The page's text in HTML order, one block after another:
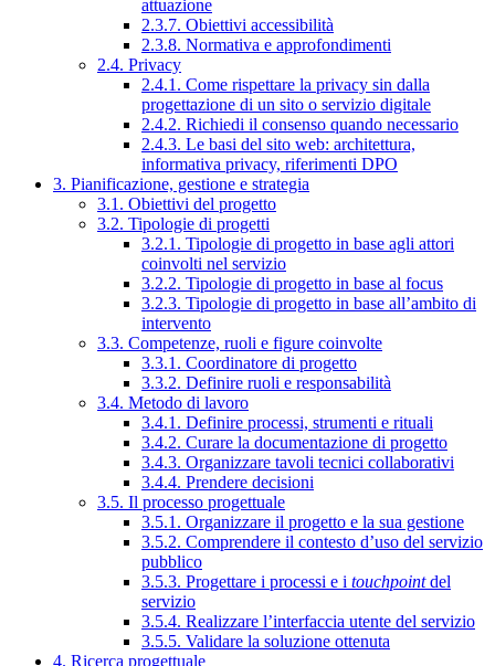
attuazione
2.3.7. Obiettivi accessibilità
2.3.8. Normativa e approfondimenti
2.4. Privacy
2.4.1. Come rispettare la privacy sin dalla
progettazione di un sito o servizio digitale
2.4.2. Richiedi il consenso quando necessario
2.4.3. Le basi del sito web: architettura,
informativa privacy, riferimenti DPO
3. Pianificazione, gestione e strategia
3.1. Obiettivi del progetto
3.2. Tipologie di progetti
3.2.1. Tipologie di progetto in base agli attori
coinvolti nel servizio
3.2.2. Tipologie di progetto in base al focus
3.2.3. Tipologie di progetto in base all’ambito di
intervento
3.3. Competenze, ruoli e figure coinvolte
3.3.1. Coordinatore di progetto
3.3.2. Definire ruoli e responsabilità
3.4. Metodo di lavoro
3.4.1. Definire processi, strumenti e rituali
3.4.2. Curare la documentazione di progetto
3.4.3. Organizzare tavoli tecnici collaborativi
3.4.4. Prendere decisioni
3.5. Il processo progettuale
3.5.1. Organizzare il progetto e la sua gestione
3.5.2. Comprendere il contesto d’uso del servizio
pubblico
3.5.3. Progettare i processi e i touchpointdel
servizio
3.5.4. Realizzare l’interfaccia utente del servizio
3.5.5. Validare la soluzione ottenuta
4. Ricerca progettuale